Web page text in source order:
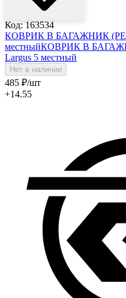
Код: 163534
КОВРИК В БАГАЖНИК
местныйКОВРИК В
Largus 5 местный
Нет в наличии
485 ₽/шт
+14.55